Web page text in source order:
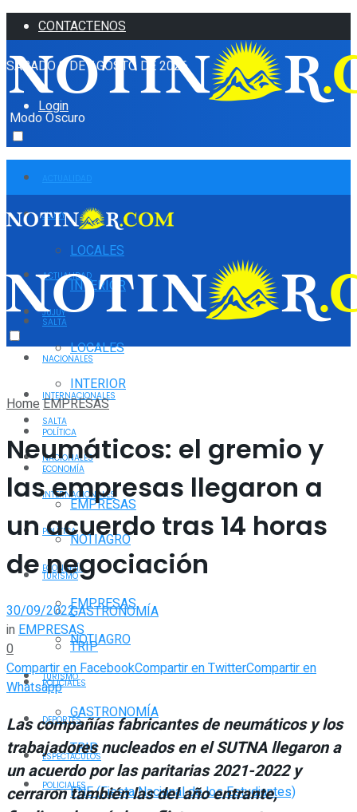
CONTACTENOS
SÁBADO 8 DE AGOSTO DE 2026
Login
Modo Oscuro
JUJUY
LOCALES
INTERIOR
SALTA
NACIONALES
INTERNACIONALES
POLÍTICA
ECONOMÍA
EMPRESAS
NOTIAGRO
TURISMO
GASTRONOMÍA
TRIP
POLICIALES
DEPORTES
ESPECTÁCULOS
FNE (Fiesta Nacional de los Estudiantes)
ACTUALIDAD
JUJUY
LOCALES
INTERIOR
SALTA
NACIONALES
INTERNACIONALES
POLÍTICA
ECONOMÍA
EMPRESAS
NOTIAGRO
TURISMO
GASTRONOMÍA
TRIP
POLICIALES
HomeEMPRESAS
Neumáticos: el gremio y
las empresas llegaron a
un acuerdo tras 14 horas
de negociación
30/09/2022
inEMPRESAS
0
Compartir en FacebookCompartir en TwitterCompartir en
Whatsapp
Las compañías fabricantes de neumáticos y los
trabajadores nucleados en el SUTNA llegaron a
un acuerdo por las paritarias 2021-2022 y
cerraron también las del año entrante,